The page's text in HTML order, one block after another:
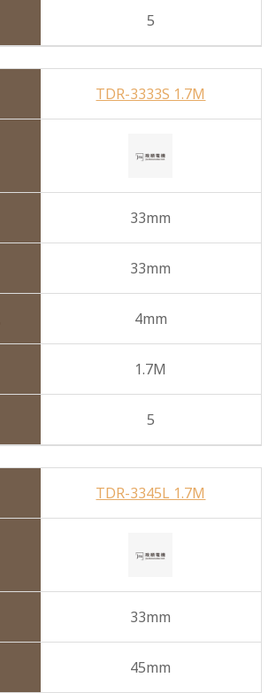
5
TDR-3333S 1.7M
33mm
33mm
4mm
1.7M
5
TDR-3345L 1.7M
33mm
45mm